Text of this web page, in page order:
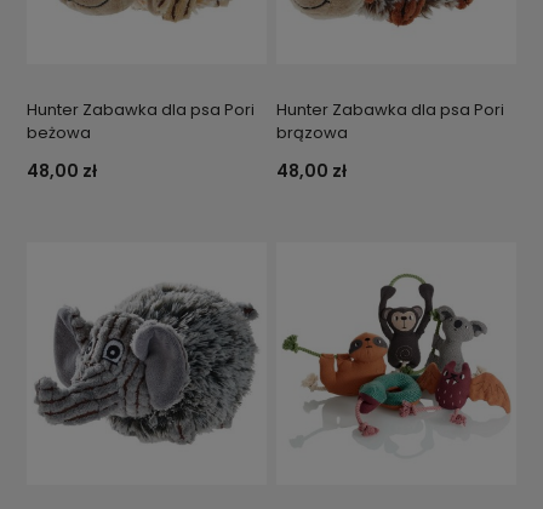
Hunter Zabawka dla psa Pori
beżowa
48,00 zł
Hunter Zabawka dla psa Pori
brązowa
48,00 zł